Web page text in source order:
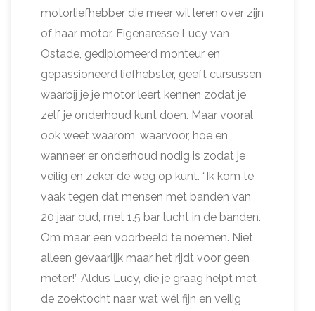
motorliefhebber die meer wil leren over zijn
of haar motor. Eigenaresse Lucy van
Ostade, gediplomeerd monteur en
gepassioneerd liefhebster, geeft cursussen
waarbij je je motor leert kennen zodat je
zelf je onderhoud kunt doen. Maar vooral
ook weet waarom, waarvoor, hoe en
wanneer er onderhoud nodig is zodat je
veilig en zeker de weg op kunt. “Ik kom te
vaak tegen dat mensen met banden van
20 jaar oud, met 1.5 bar lucht in de banden.
Om maar een voorbeeld te noemen. Niet
alleen gevaarlijk maar het rijdt voor geen
meter!” Aldus Lucy, die je graag helpt met
de zoektocht naar wat wél fijn en veilig